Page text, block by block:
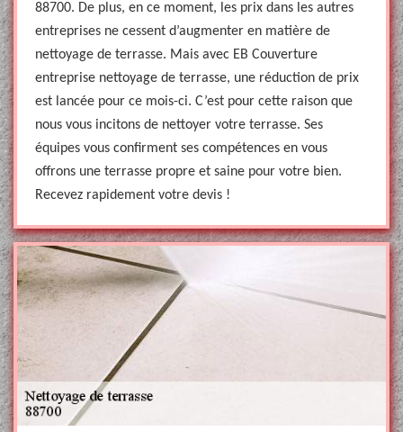
88700. De plus, en ce moment, les prix dans les autres
entreprises ne cessent d’augmenter en matière de
nettoyage de terrasse. Mais avec EB Couverture
entreprise nettoyage de terrasse, une réduction de prix
est lancée pour ce mois-ci. C’est pour cette raison que
nous vous incitons de nettoyer votre terrasse. Ses
équipes vous confirment ses compétences en vous
offrons une terrasse propre et saine pour votre bien.
Recevez rapidement votre devis !